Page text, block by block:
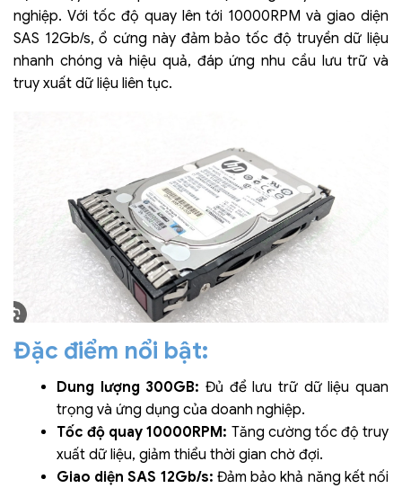
nghiệp. Với tốc độ quay lên tới 10000RPM và giao diện
SAS 12Gb/s, ổ cứng này đảm bảo tốc độ truyền dữ liệu
nhanh chóng và hiệu quả, đáp ứng nhu cầu lưu trữ và
truy xuất dữ liệu liên tục.
Đặc điểm nổi bật:
Dung lượng 300GB: Đủ để lưu trữ dữ liệu quan
trọng và ứng dụng của doanh nghiệp.
Tốc độ quay 10000RPM: Tăng cường tốc độ truy
xuất dữ liệu, giảm thiểu thời gian chờ đợi.
Giao diện SAS 12Gb/s: Đảm bảo khả năng kết nối